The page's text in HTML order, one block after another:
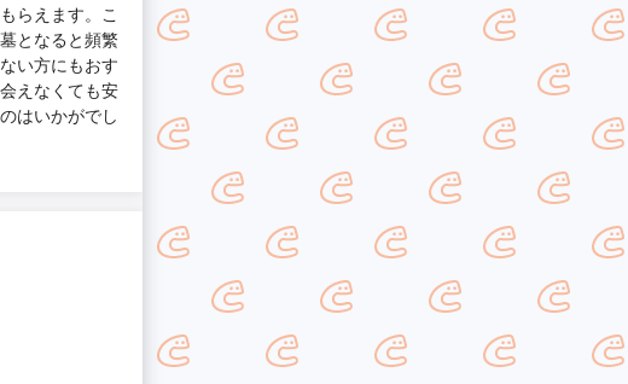
らえます。こ
となると頻繁
い方にもおす
えなくても安
はいかがでし